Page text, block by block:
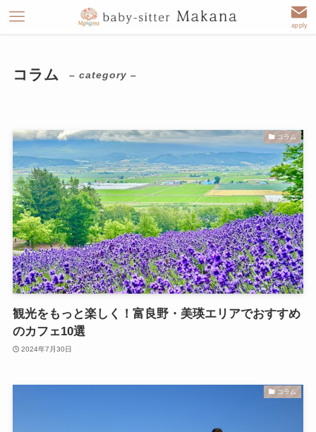
apply
コラム – category –
コラム
観光をもっと楽しく！富良野・美瑛エリアでおすすめ
のカフェ10選
2024年7月30日
コラム